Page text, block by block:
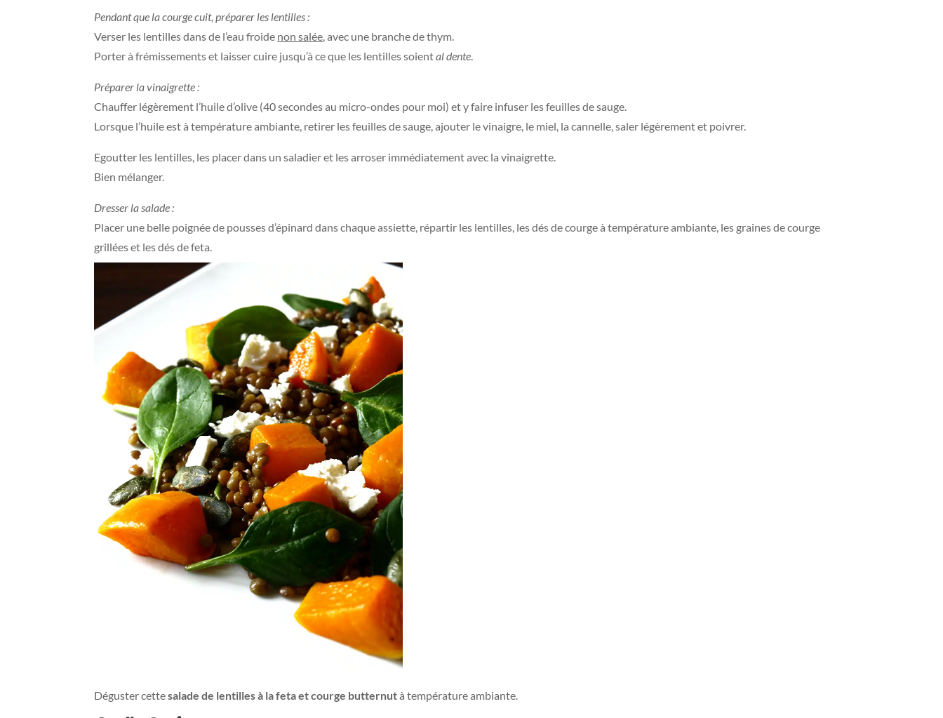
Pendant que la courge cuit, préparer les lentilles :
Verser les lentilles dans de l’eau froide non salée, avec une branche de thym.
Porter à frémissements et laisser cuire jusqu’à ce que les lentilles soiental dente.
Préparer la vinaigrette :
Chauffer légèrement l’huile d’olive (40 secondes au micro-ondes pour moi) et y faire infuser les feuilles de sauge.
Lorsque l’huile est à température ambiante, retirer les feuilles de sauge, ajouter le vinaigre, le miel, la cannelle, saler légèrement et poivrer.
Egoutter les lentilles, les placer dans un saladier et les arroser immédiatement avec la vinaigrette.
Bien mélanger.
Dresser la salade :
Placer une belle poignée de pousses d’épinard dans chaque assiette, répartir les lentilles, les dés de courge à température ambiante, les graines de courge
grillées et les dés de feta.
Déguster cettesalade de lentilles à la feta et courge butternutà température ambiante.